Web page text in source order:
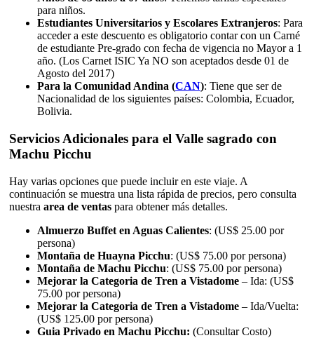
para niños.
Estudiantes Universitarios y Escolares Extranjeros: Para
acceder a este descuento es obligatorio contar con un Carné
de estudiante Pre-grado con fecha de vigencia no Mayor a 1
año. (Los Carnet ISIC Ya NO son aceptados desde 01 de
Agosto del 2017)
Para la Comunidad Andina (CAN): Tiene que ser de
Nacionalidad de los siguientes países: Colombia, Ecuador,
Bolivia.
Servicios Adicionales para el Valle sagrado con
Machu Picchu
Hay varias opciones que puede incluir en este viaje. A
continuación se muestra una lista rápida de precios, pero consulta
nuestra area de ventas para obtener más detalles.
Almuerzo Buffet en Aguas Calientes: (US$ 25.00 por
persona)
Montaña de Huayna Picchu: (US$ 75.00 por persona)
Montaña de Machu Picchu: (US$ 75.00 por persona)
Mejorar la Categoria de Tren a Vistadome – Ida: (US$
75.00 por persona)
Mejorar la Categoria de Tren a Vistadome – Ida/Vuelta:
(US$ 125.00 por persona)
Guia Privado en Machu Picchu: (Consultar Costo)